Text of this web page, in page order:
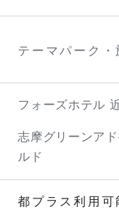
テーマパーク・
フォーズホテル
志摩グリーンア
ルド
都プラス利用可